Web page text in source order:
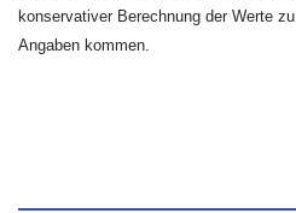
konservativer Berechnung der Werte
Angaben kommen.